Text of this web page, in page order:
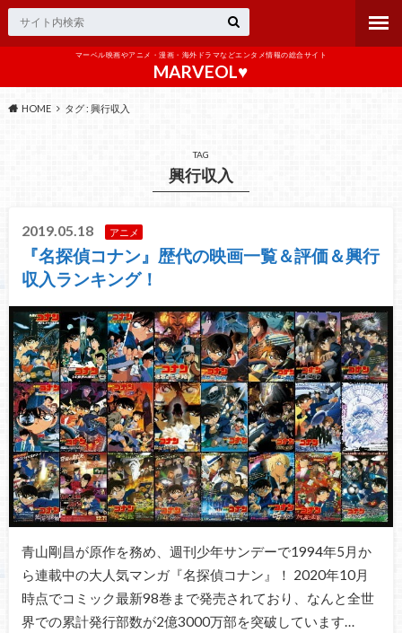
マーベル映画やアニメ・漫画・海外ドラマなどエンタメ情報の総合サイト
MARVEOL♥️
HOME タグ : 興行収入
TAG
興行収入
2019.05.18 アニメ
『名探偵コナン』歴代の映画一覧＆評価＆興行
収入ランキング！
青山剛昌が原作を務め、週刊少年サンデーで1994年5月か
ら連載中の大人気マンガ『名探偵コナン』！ 2020年10月
時点でコミック最新98巻まで発売されており、なんと全世
界での累計発行部数が2億3000万部を突破しています…